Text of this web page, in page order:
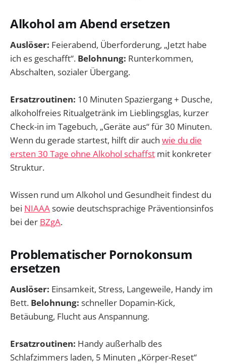
Alkohol am Abend ersetzen
Auslöser: Feierabend, Überforderung, „Jetzt habe
ich es geschafft“. Belohnung: Runterkommen,
Abschalten, sozialer Übergang.
Ersatzroutinen: 10 Minuten Spaziergang + Dusche,
alkoholfreies Ritualgetränk im Lieblingsglas, kurzer
Check-in im Tagebuch, „Geräte aus“ für 30 Minuten.
Wenn du gerade startest, hilft dir auch wie du die
ersten 30 Tage ohne Alkohol schaffst mit konkreter
Struktur.
Wissen rund um Alkohol und Gesundheit findest du
bei NIAAAsowie deutschsprachige Präventionsinfos
bei der BZgA.
Problematischer Pornokonsum
ersetzen
Auslöser: Einsamkeit, Stress, Langeweile, Handy im
Bett. Belohnung: schneller Dopamin-Kick,
Betäubung, Flucht aus Anspannung.
Ersatzroutinen: Handy außerhalb des
Schlafzimmers laden, 5 Minuten „Körper-Reset“